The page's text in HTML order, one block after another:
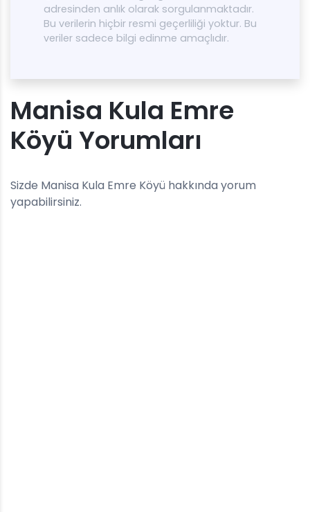
adresinden anlık olarak sorgulanmaktadır.
Bu verilerin hiçbir resmi geçerliliği yoktur. Bu
veriler sadece bilgi edinme amaçlıdır.
Manisa Kula Emre
Köyü Yorumları
Sizde Manisa Kula Emre Köyü hakkında yorum
yapabilirsiniz.